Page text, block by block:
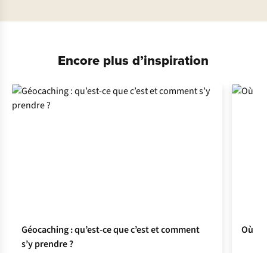
Encore plus d’inspiration
Géocaching : qu’est-ce que c’est et comment
s’y prendre ?
Où